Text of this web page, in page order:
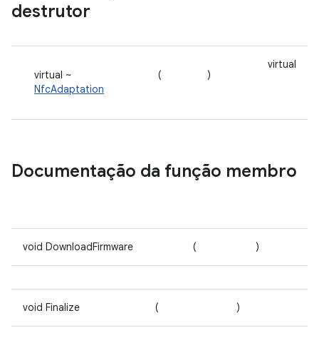
destrutor
virtual ~
NfcAdaptation
( )
virtual
Documentação da função membro
void DownloadFirmware ( )
void Finalize ( )